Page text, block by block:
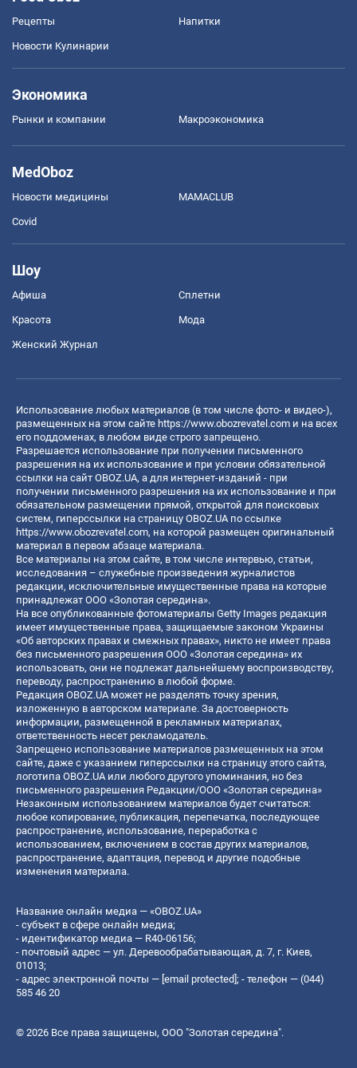
Рецепты Напитки
Новости Кулинарии
Экономика
Рынки и компании Mакроэкономика
MedOboz
Новости медицины MAMACLUB
Covid
Шоу
Афиша Сплетни
Красота Мода
Женский Журнал
Использование любых материалов (в том числе фото- и видео-),
размещенных на этом сайте https://www.obozrevatel.com и на всех
его поддоменах, в любом виде строго запрещено.
Разрешается использование при получении письменного
разрешения на их использование и при условии обязательной
ссылки на сайт OBOZ.UA, а для интернет-изданий - при
получении письменного разрешения на их использование и при
обязательном размещении прямой, открытой для поисковых
систем, гиперссылки на страницу OBOZ.UA по ссылке
https://www.obozrevatel.com, на которой размещен оригинальный
материал в первом абзаце материала.
Все материалы на этом сайте, в том числе интервью, статьи,
исследования – служебные произведения журналистов
редакции, исключительные имущественные права на которые
принадлежат ООО «Золотая середина».
На все опубликованные фотоматериалы Getty Images редакция
имеет имущественные права, защищаемые законом Украины
«Об авторских правах и смежных правах», никто не имеет права
без письменного разрешения ООО «Золотая середина» их
использовать, они не подлежат дальнейшему воспроизводству,
переводу, распространению в любой форме.
Редакция OBOZ.UA может не разделять точку зрения,
изложенную в авторском материале. За достоверность
информации, размещенной в рекламных материалах,
ответственность несет рекламодатель.
Запрещено использование материалов размещенных на этом
сайте, даже с указанием гиперссылки на страницу этого сайта,
логотипа OBOZ.UA или любого другого упоминания, но без
письменного разрешения Редакции/ООО «Золотая середина»
Незаконным использованием материалов будет считаться:
любое копирование, публикация, перепечатка, последующее
распространение, использование, переработка с
использованием, включением в состав других материалов,
распространение, адаптация, перевод и другие подобные
изменения материала.
Название онлайн медиа — «OBOZ.UA»
- субъект в сфере онлайн медиа;
- идентификатор медиа — R40-06156;
- почтовый адрес — ул. Деревообрабатывающая, д. 7, г. Киев,
01013;
- адрес электронной почты — [email protected]; - телефон — (044)
585 46 20
© 2026 Все права защищены, ООО "Золотая середина".